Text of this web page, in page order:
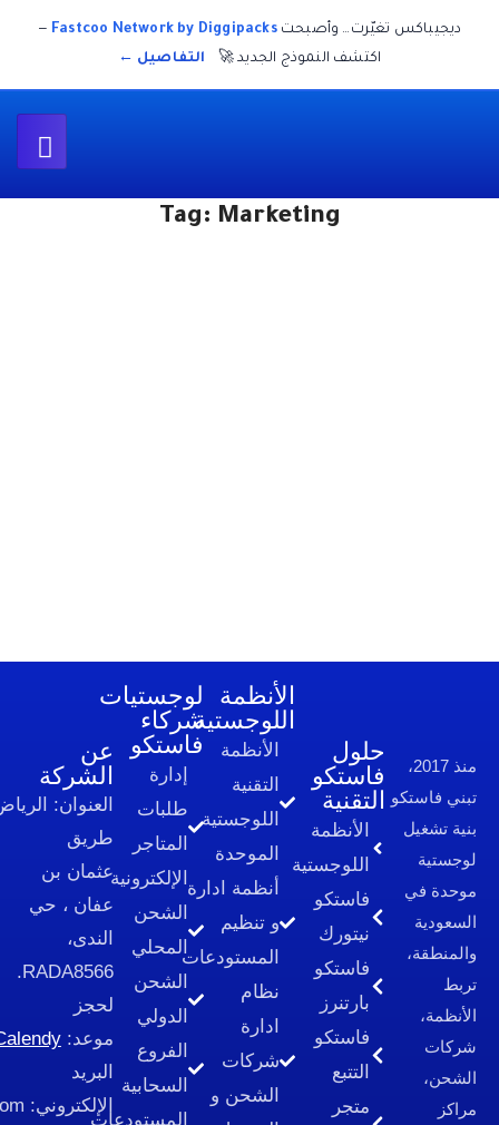
وأصبحت Fastcoo Network by Diggipacks
—
اكتشف النموذج الجديد 🚀
التفاصيل ←
Tag:Marketing
الأنظمة
اللوجستية
فاستكو
نيتورك
فاستكو
بارتنرز
فاستكو
التتبع
متجر
الأنظمة
التقنية
اللوجستية
الموحدة
أنظمة ادارة
و تنظيم
المستودعات
نظام
ادارة
شركات
لوجستيات
شركاء
فاستكو
إدارة
طلبات
المتاجر
الإلكترونية​
الشحن
المحلي
الشحن
الدولي
الفروع
السحابية
المستودعات
عن
الشركة
العنوان:الرياض،
طريق
عثمان بن
عفان ، حي
الندى،
RADA8566.
لحجز
موعد:
Calendy
البريد
الإلكتروني: